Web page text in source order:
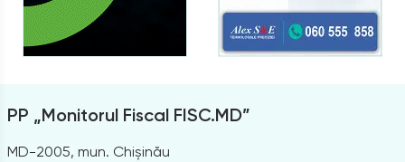
PP „Monitorul Fiscal FISC.MD”
MD-2005, mun. Chișinău